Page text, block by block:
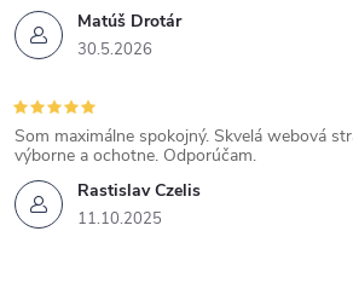
Matúš Drotár
30.5.2026
Rastislav Czelis
11.10.2025
Som maximálne spokojný. Skvelá webová
výborne a ochotne. Odporúčam.